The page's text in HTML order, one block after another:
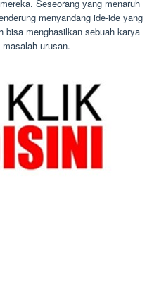
Seseorang yang menaruh
menyandang ide-ide yang
bisa menghasilkan sebuah karya
urusan.